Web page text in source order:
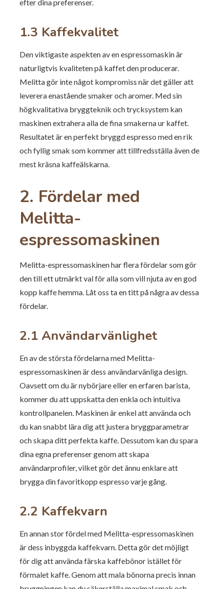
efter dina preferenser.
1.3 Kaffekvalitet
Den viktigaste aspekten av en espressomaskin är
naturligtvis kvaliteten på kaffet den producerar.
Melitta gör inte något kompromiss när det gäller att
leverera enastående smaker och aromer. Med sin
högkvalitativa bryggteknik och trycksystem kan
maskinen extrahera alla de fina smakerna ur kaffet.
Resultatet är en perfekt bryggd espresso med en rik
och fyllig smak som kommer att tillfredsställa även de
mest kräsna kaffeälskarna.
2. Fördelar med
Melitta-
espressomaskinen
Melitta-espressomaskinen har flera fördelar som gör
den till ett utmärkt val för alla som vill njuta av en god
kopp kaffe hemma. Låt oss ta en titt på några av dessa
fördelar.
2.1 Användarvänlighet
En av de största fördelarna med Melitta-
espressomaskinen är dess användarvänliga design.
Oavsett om du är nybörjare eller en erfaren barista,
kommer du att uppskatta den enkla och intuitiva
kontrollpanelen. Maskinen är enkel att använda och
du kan snabbt lära dig att justera bryggparametrar
och skapa ditt perfekta kaffe. Dessutom kan du spara
dina egna preferenser genom att skapa
användarprofiler, vilket gör det ännu enklare att
brygga din favoritkopp espresso varje gång.
2.2 Kaffekvarn
En annan stor fördel med Melitta-espressomaskinen
är dess inbyggda kaffekvarn. Detta gör det möjligt
för dig att använda färska kaffebönor istället för
förmalet kaffe. Genom att mala bönorna precis innan